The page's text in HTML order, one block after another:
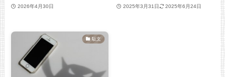
2026年4月30日 2025年3月31日 2025年6月24日
駄文